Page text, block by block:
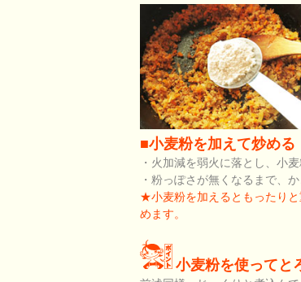
■小麦粉を加えて炒める
・火加減を弱火に落とし、小
・粉っぽさが無くなるまで、
★小麦粉を加えるともったり
めます。
小麦粉を使ってと